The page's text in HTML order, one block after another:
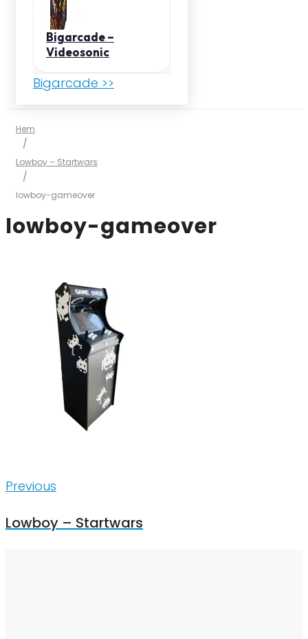
Bigarcade –
Videosonic
Bigarcade >>
Hem
/
Lowboy – Startwars
/
lowboy-gameover
lowboy-gameover
Inläggsnavigering
Previous
Previous
Lowboy – Startwars